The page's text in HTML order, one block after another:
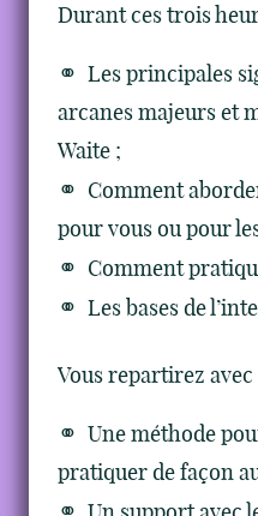
Durant ces trois
Les principales
arcanes majeurs et
Waite ;
Comment
pour vous ou pour
Comment
Les bases de
Vous repartirez avec
Une méthode
pratiquer de façon